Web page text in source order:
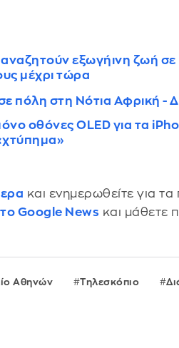
εξωγήινη ζωή
μέχρι τώρα
πόλη στη Νότια Αφρική -
οθόνες OLED για τα
και ενημερωθείτε για
Google News και μάθετε
Αθηνών Τηλεσκόπιο